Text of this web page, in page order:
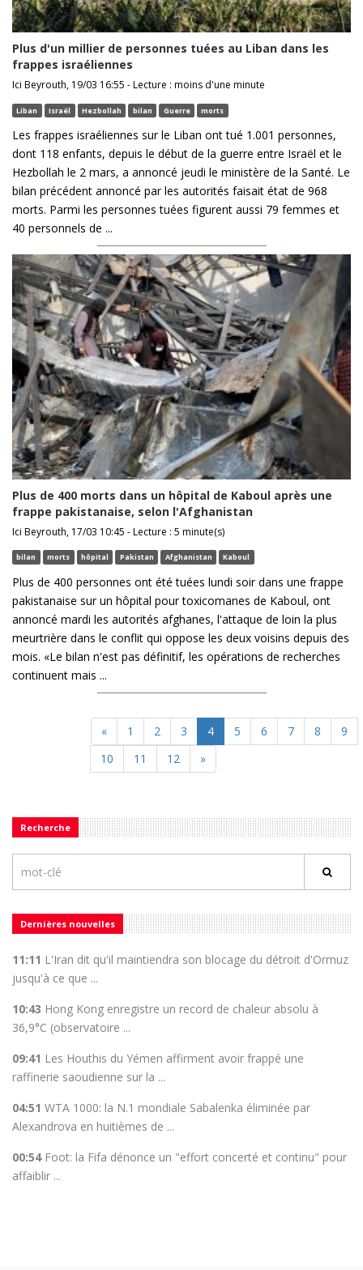
Plus d'un millier de personnes tuées au Liban dans les
frappes israéliennes
Ici Beyrouth, 19/03 16:55 - Lecture : moins d'une minute
Liban Israël Hezbollah bilan Guerre morts
Les frappes israéliennes sur le Liban ont tué 1.001 personnes,
dont 118 enfants, depuis le début de la guerre entre Israël et le
Hezbollah le 2 mars, a annoncé jeudi le ministère de la Santé. Le
bilan précédent annoncé par les autorités faisait état de 968
morts. Parmi les personnes tuées figurent aussi 79 femmes et
40 personnels de ...
Plus de 400 morts dans un hôpital de Kaboul après une
frappe pakistanaise, selon l'Afghanistan
Ici Beyrouth, 17/03 10:45 - Lecture : 5 minute(s)
bilan morts hôpital Pakistan Afghanistan Kaboul
Plus de 400 personnes ont été tuées lundi soir dans une frappe
pakistanaise sur un hôpital pour toxicomanes de Kaboul, ont
annoncé mardi les autorités afghanes, l'attaque de loin la plus
meurtrière dans le conflit qui oppose les deux voisins depuis des
mois. «Le bilan n'est pas définitif, les opérations de recherches
continuent mais ...
« 1 2 3 4 5 6 7 8
9
10
11 12 »
Recherche
Dernières nouvelles
11:11 L'Iran dit qu'il maintiendra son blocage du détroit d'Ormuz
jusqu'à ce que ...
10:43 Hong Kong enregistre un record de chaleur absolu à
36,9°C (observatoire ...
09:41 Les Houthis du Yémen affirment avoir frappé une
raffinerie saoudienne sur la ...
04:51 WTA 1000: la N.1 mondiale Sabalenka éliminée par
Alexandrova en huitièmes de ...
00:54 Foot: la Fifa dénonce un "effort concerté et continu" pour
affaiblir ...